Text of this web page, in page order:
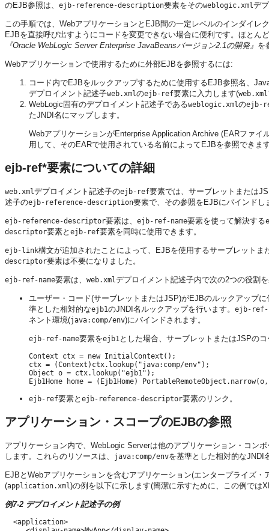
のEJB参照は、 ejb-reference-description要素をそのweblogic.xmlデ
この手順では、WebアプリケーションとEJB間の一定レベルのインダイ
EJBを直接呼び出すようにコードを変更できない場合に便利です。ほと
『Oracle WebLogic Server Enterprise JavaBeansバージョン2.1の開発』 を
Webアプリケーションで使用するために外部EJBを参照するには:
コード内でEJBをルックアップするために使用するEJB参照名、
デプロイメント記述子web.xmlのejb-ref要素に入力します(web.xml
WebLogic固有のデプロイメント記述子であるweblogic.xmlのejb-
たJNDI名にマップします。
WebアプリケーションがEnterprise Application Archive (EARファ
用して、そのEARで使用されている名前によってEJBを参照できま
ejb-ref*要素についての詳細
web.xmlデプロイメント記述子のejb-ref要素では、サーブレットまたは
述子のejb-reference-description要素で、その参照をEJBにバインド
ejb-reference-descriptor要素は、 ejb-ref-name要素を使って解決する
descriptor要素と ejb-ref要素を同時に使用できます。
ejb-link構文が追加されたことによって、EJBを使用するサーブレット
descriptor要素は不要になりました。
ejb-ref-name要素は、 web.xmlデプロイメント記述子内で次の2つの役割
ユーザー・コード(サーブレットまたはJSP)がEJBのルックアップ
準とした相対的なejb1のJNDI名ルックアップを行います。 ejb-ref-
ネント環境(java:comp/env)にバインドされます。
ejb-ref-name要素をejb1とした場合、サーブレットまたはJSPの
Context ctx = new InitialContext();
ctx = (Context)ctx.lookup("java:comp/env");
Object o = ctx.lookup("ejb1");
ejb-ref要素と ejb-reference-descriptor要素のリンク。
アプリケーション・スコープのEJBの参照
アプリケーション内で、WebLogic Serverは他のアプリケーション・コン
します。これらのリソースは、
java:comp/envを基準とした相対的なJNDI
EJBとWebアプリケーションを含むアプリケーション(エンタープライズ
(application.xml)の例を以下に示します(簡潔に示すために、この例では
例7-2 デプロイメント記述子の例
  <application>